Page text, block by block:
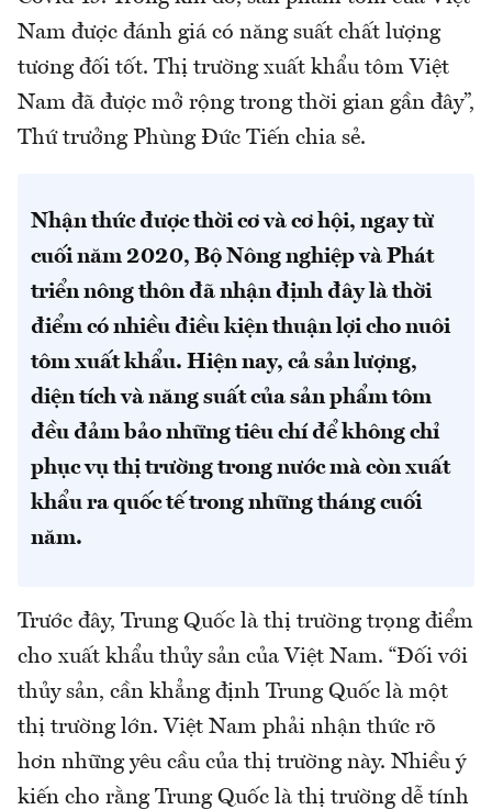
Nam được đánh giá có năng suất chất lượng
tương đối tốt. Thị trường xuất khẩu tôm Việt
Nam đã được mở rộng trong thời gian gần đây”,
Thứ trưởng Phùng Đức Tiến chia sẻ.
Nhận thức được thời cơ và cơ hội, ngay từ
cuối năm 2020, Bộ Nông nghiệp và Phát
triển nông thôn đã nhận định đây là thời
điểm có nhiều điều kiện thuận lợi cho nuôi
tôm xuất khẩu. Hiện nay, cả sản lượng,
diện tích và năng suất của sản phẩm tôm
đều đảm bảo những tiêu chí để không chỉ
phục vụ thị trường trong nước mà còn xuất
khẩu ra quốc tế trong những tháng cuối
năm.
Trước đây, Trung Quốc là thị trường trọng điểm
cho xuất khẩu thủy sản của Việt Nam. “Đối với
thủy sản, cần khẳng định Trung Quốc là một
thị trường lớn. Việt Nam phải nhận thức rõ
hơn những yêu cầu của thị trường này. Nhiều ý
kiến cho rằng Trung Quốc là thị trường dễ tính